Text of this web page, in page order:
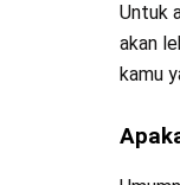
Untuk
akan
kamu